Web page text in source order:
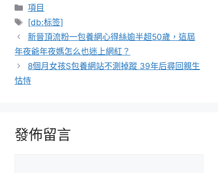
分
類
項目
標
籤
[db:标签]
新晉頂流粉一包養網心得絲逾半超50歲，這屆
年夜爺年夜媽怎么也迷上網紅？
8個月女孩S包養網站不測掉蹤 39年后尋回親生
怙恃
發佈留言